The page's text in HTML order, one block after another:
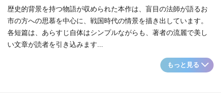
歴史的背景を持つ物語が収められた本作は、盲目の法師が語るお
市の方への思慕を中心に、戦国時代の情景を描き出しています。
各短篇は、あらすじ自体はシンプルながらも、著者の流麗で美し
い文章が読者を引き込みます...
もっと見る